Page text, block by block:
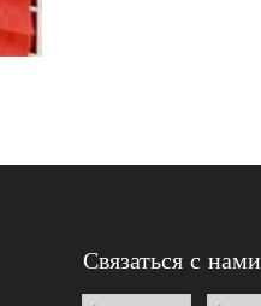
Связаться с нами